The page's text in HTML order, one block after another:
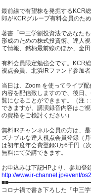
最前線で有望株を発掘するKCR
郎がKCRグループ有料会員のた
著書「中三学割投資法であなた
形成のための株式投資術、達人
て情報、銘柄最前線のほか、金
有料会員限定勉強会です。KCR
視点会員、北浜IRファンド参加
当日は、Zoom を使ってライブ
内容を配信致しますので、後日
覧になることができます。（注
できますが、講演録音内容はご
の資格をご検討ください）
無料IRチャンネル会員の方は、
ズナブルな達人視点会員登録（
は初年度年会費登録3万6千円（
無料にて受講できます。
お申込みは下記HPより、参加登
http://www.ir-channel.jp/event/
コロナ禍で書き下ろした「中三